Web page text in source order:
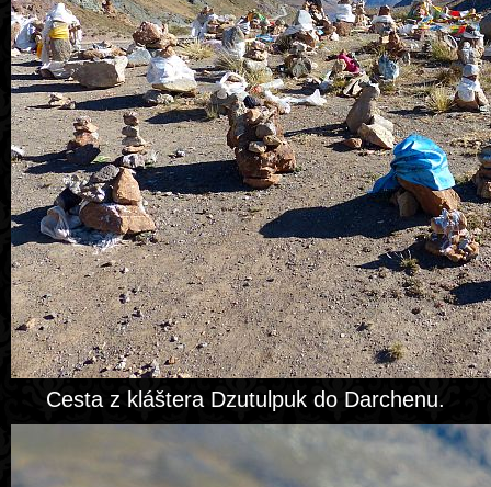
Cesta z kláštera Dzutulpuk do Darchenu.